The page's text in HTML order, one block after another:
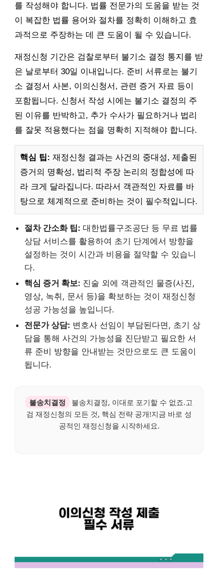
를 작성해야 합니다. 법률 전문가의 도움을 받는 것
이 복잡한 법률 용어와 절차를 정확히 이해하고 효
과적으로 주장하는 데 큰 도움이 될 수 있습니다.
재정신청 기간은 검찰로부터 불기소 결정 통지를 받
은 날로부터 30일 이내입니다. 준비 서류로는 불기
소 결정서 사본, 이의신청서, 관련 증거 자료 등이
포함됩니다. 신청서 작성 시에는 불기소 결정의 주
된 이유를 반박하고, 추가 수사가 필요하거나 법리
를 잘못 적용했다는 점을 명확히 지적해야 합니다.
핵심 팁: 재정신청 결과는 사건의 중대성, 제출된
증거의 명확성, 법리적 주장 논리의 정합성에 따
라 크게 달라집니다. 따라서 객관적인 자료를 바
탕으로 체계적으로 준비하는 것이 필수적입니다.
절차 간소화 팁: 대한법률구조공단 등 무료 법률
상담 서비스를 활용하여 초기 단계에서 방향을
설정하는 것이 시간과 비용을 절약할 수 있습니
다.
핵심 증거 확보: 진술 외에 객관적인 물증(사진,
영상, 녹취, 문서 등)을 확보하는 것이 재정신청
성공 가능성을 높입니다.
전문가 상담: 변호사 선임이 부담된다면, 초기 상
담을 통해 사건의 가능성을 진단받고 필요한 서
류 준비 방향을 안내받는 것만으로도 큰 도움이
됩니다.
불송치결정
불송치결정, 이대로 포기할 수 없죠.고
검 재정신청의 모든 것, 핵심 전략 공개!지금 바로 성
공적인 재정신청을 시작하세요.